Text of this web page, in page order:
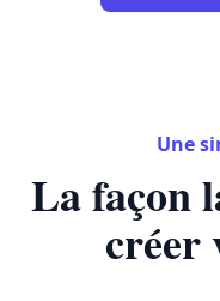
Une
La façon
créer